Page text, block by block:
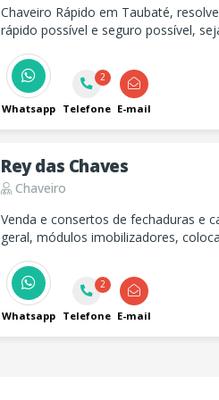
Chaveiro Rápido em Taubaté,
rápido possível e seguro possível,
Whatsapp
2
Telefone E-mail
Rey das Chaves
Chaveiro
Venda e consertos de fechaduras e
geral, módulos imobilizadores,
Whatsapp
2
Telefone E-mail